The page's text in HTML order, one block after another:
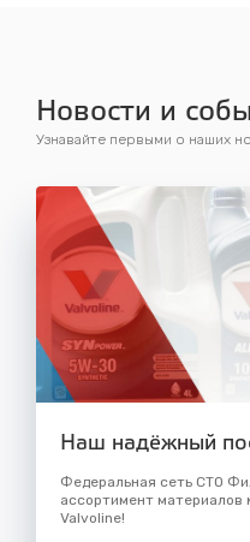
Новости и
Узнавайте первыми о наших
Наш надёжный
Федеральная сеть СТО
ассортимент материалов
Valvoline!